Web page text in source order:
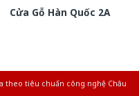
Cửa Gỗ Hàn Quốc 2A
theo tiêu chuẩn công nghệ Châu